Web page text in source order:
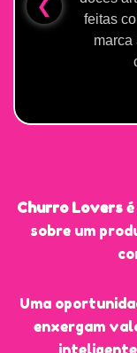
é unir
❮
Churro Loversé
sobre um
Uma
enxergam